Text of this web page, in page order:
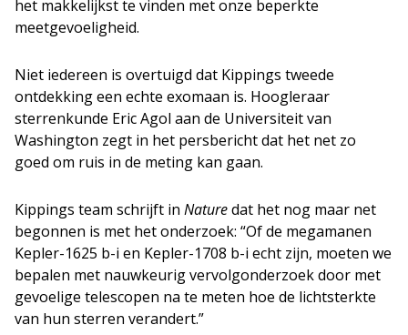
het makkelijkst te vinden met onze beperkte
meetgevoeligheid.
Niet iedereen is overtuigd dat Kippings tweede
ontdekking een echte exomaan is. Hoogleraar
sterrenkunde Eric Agol aan de Universiteit van
Washington zegt in het persbericht dat het net zo
goed om ruis in de meting kan gaan.
Kippings team schrijft in Naturedat het nog maar net
begonnen is met het onderzoek: “Of de megamanen
Kepler-1625 b-i en Kepler-1708 b-i echt zijn, moeten we
bepalen met nauwkeurig vervolgonderzoek door met
gevoelige telescopen na te meten hoe de lichtsterkte
van hun sterren verandert.”